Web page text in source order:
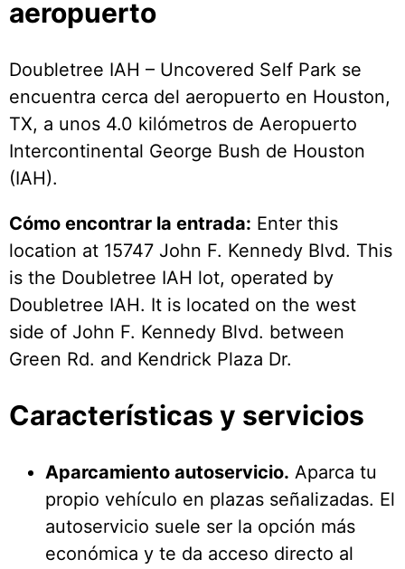
aeropuerto
Doubletree IAH – Uncovered Self Park se
encuentra cerca del aeropuerto en Houston,
TX, a unos 4.0 kilómetros de Aeropuerto
Intercontinental George Bush de Houston
(IAH).
Cómo encontrar la entrada: Enter this
location at 15747 John F. Kennedy Blvd. This
is the Doubletree IAH lot, operated by
Doubletree IAH. It is located on the west
side of John F. Kennedy Blvd. between
Green Rd. and Kendrick Plaza Dr.
Características y servicios
Aparcamiento autoservicio. Aparca tu
propio vehículo en plazas señalizadas. El
autoservicio suele ser la opción más
económica y te da acceso directo al